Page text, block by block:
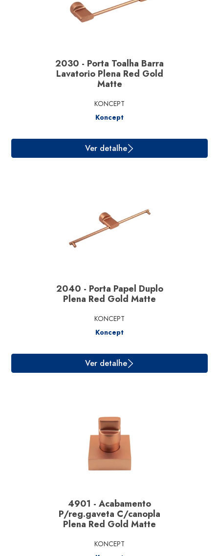
Ver detalhe
2030 - Porta Toalha Barra
Lavatorio Plena Red Gold
Matte
KONCEPT
Koncept
2040 - Porta Papel Duplo
Plena Red Gold Matte
KONCEPT
Koncept
4901 - Acabamento
P/reg.gaveta C/canopla
Plena Red Gold Matte
KONCEPT